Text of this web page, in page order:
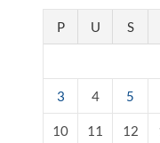
P U S
3 4 5
10 11 12